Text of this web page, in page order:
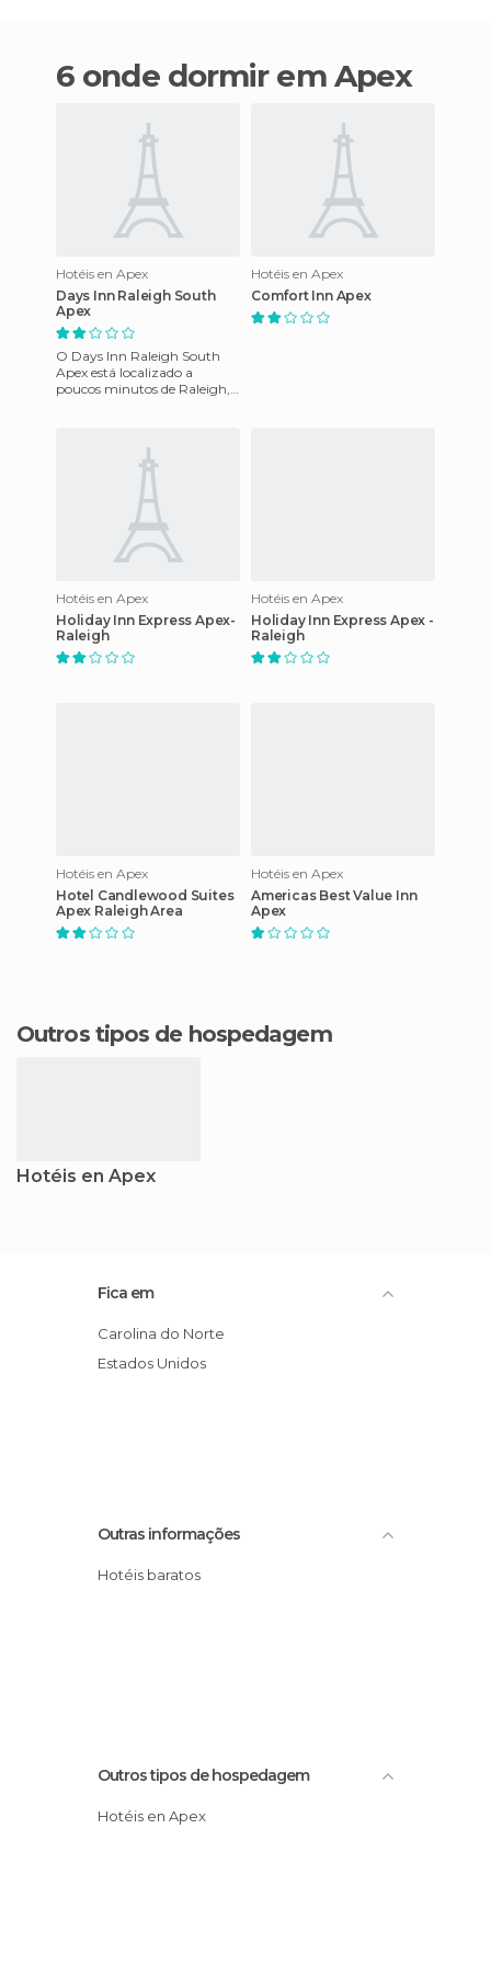
6 onde dormir em Apex
Hotéis en Apex
Days Inn Raleigh South
Apex
O Days Inn Raleigh South
Apex está localizado a
poucos minutos de Raleigh,
Hotéis en Apex
Comfort Inn Apex
Hotéis en Apex
Holiday Inn Express Apex-
Raleigh
Hotéis en Apex
Holiday Inn Express Apex -
Raleigh
Hotéis en Apex
Hotel Candlewood Suites
Apex Raleigh Area
Hotéis en Apex
Americas Best Value Inn
Apex
Outros tipos de hospedagem
Hotéis en Apex
Fica em
Carolina do Norte
Estados Unidos
Outras informações
Hotéis baratos
Outros tipos de hospedagem
Hotéis en Apex